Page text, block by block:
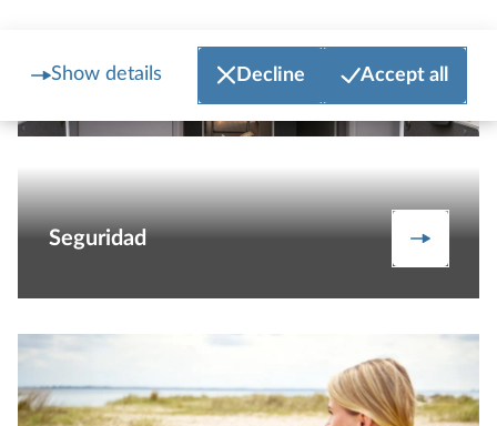
Show details Decline Accept all
Seguridad Más